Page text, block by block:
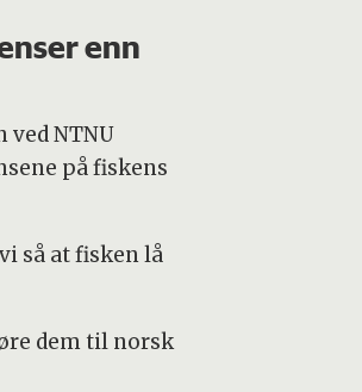
enn
ved NTNU
på fiskens
så at fisken lå
dem til norsk